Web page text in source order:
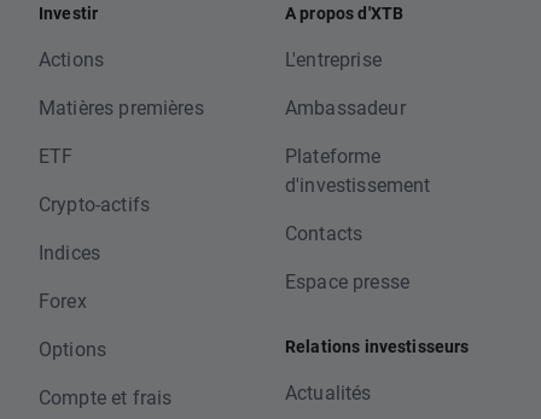
Investir
Actions
Matières premières
ETF
Crypto-actifs
Indices
Forex
Options
Compte et frais
A propos d'XTB
L'entreprise
Ambassadeur
Plateforme
d'investissement
Contacts
Espace presse
Relations investisseurs
Actualités